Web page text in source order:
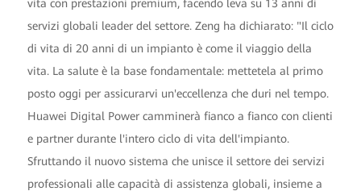
vita con prestazioni premium, facendo leva su 13 anni di
servizi globali leader del settore. Zeng ha dichiarato: "Il ciclo
di vita di 20 anni di un impianto è come il viaggio della
vita. La salute è la base fondamentale: mettetela al primo
posto oggi per assicurarvi un'eccellenza che duri nel tempo.
Huawei Digital Power camminerà fianco a fianco con clienti
e partner durante l'intero ciclo di vita dell'impianto.
Sfruttando il nuovo sistema che unisce il settore dei servizi
professionali alle capacità di assistenza globali, insieme a